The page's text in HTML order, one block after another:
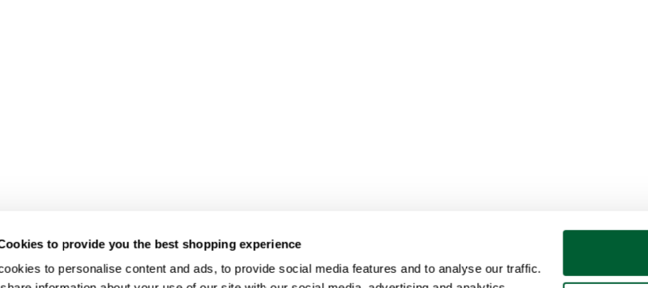
to provide you the best shopping experience
to personalise content and ads, to provide social media features and to analyse our traffic.